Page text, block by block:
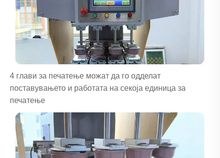
4 глави за печатење можат да го одделат
поставувањето и работата на секоја единица за
печатење